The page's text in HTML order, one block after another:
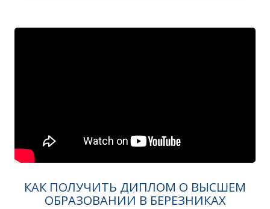
КАК ПОЛУЧИТЬ ДИПЛОМ О ВЫСШЕМ
ОБРАЗОВАНИИ В БЕРЕЗНИКАХ